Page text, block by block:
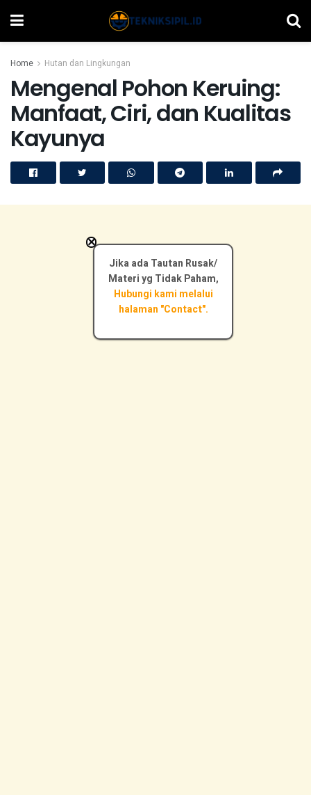
Home Hutan dan Lingkungan
Mengenal Pohon Keruing:
Manfaat, Ciri, dan Kualitas
Kayunya
Jika ada Tautan Rusak/
Materi yg Tidak Paham,
Hubungi kami melalui
halaman "Contact".
×